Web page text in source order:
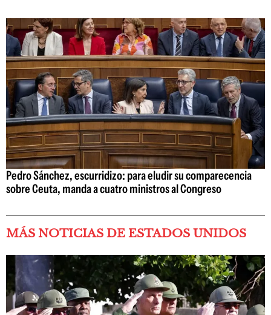
Pedro Sánchez, escurridizo: para eludir su comparecencia
sobre Ceuta, manda a cuatro ministros al Congreso
MÁS NOTICIAS DE ESTADOS UNIDOS